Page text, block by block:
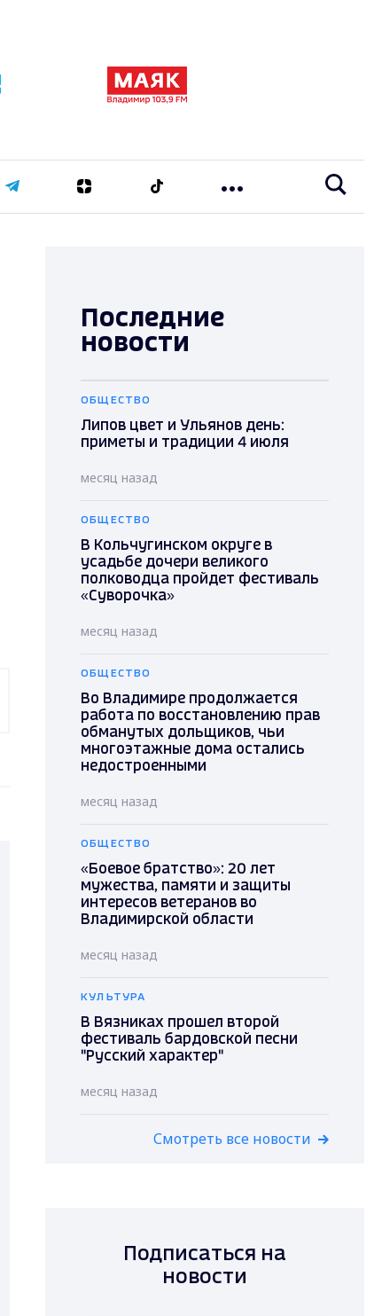
Последние
новости
ОБЩЕСТВО
Липов цвет и Ульянов день:
приметы и традиции 4 июля
месяц назад
ОБЩЕСТВО
В Кольчугинском округе в
усадьбе дочери великого
полководца пройдет фестиваль
«Суворочка»
месяц назад
ОБЩЕСТВО
Во Владимире продолжается
работа по восстановлению прав
обманутых дольщиков, чьи
многоэтажные дома остались
недостроенными
месяц назад
ОБЩЕСТВО
«Боевое братство»: 20 лет
мужества, памяти и защиты
интересов ветеранов во
Владимирской области
месяц назад
КУЛЬТУРА
В Вязниках прошел второй
фестиваль бардовской песни
"Русский характер"
месяц назад
Смотреть все новости
Подписаться на
новости